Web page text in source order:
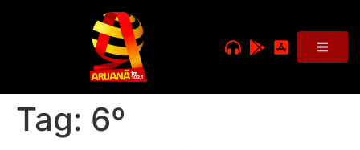
Tag: 6º